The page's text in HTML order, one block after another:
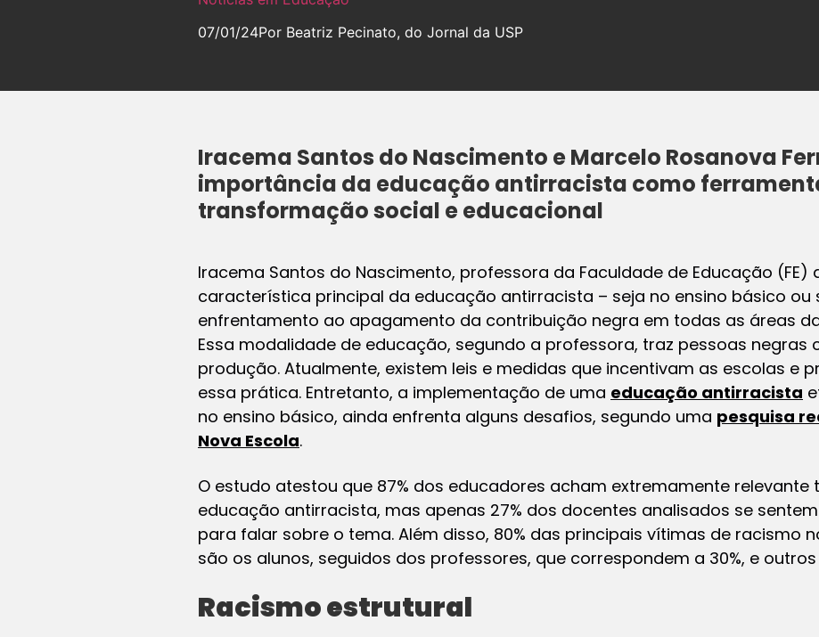
07/01/24Por Beatriz Pecinato, do Jornal da USP
Iracema Santos do Nascimento e Marcelo Rosanova
importância da educação antirracista como
transformação social e educacional
Iracema Santos do Nascimento, professora da Faculdade de Educação (FE)
característica principal da educação antirracista – seja no ensino básico ou
enfrentamento ao apagamento da contribuição negra em todas as áreas
Essa modalidade de educação, segundo a professora, traz pessoas negras
produção. Atualmente, existem leis e medidas que incentivam as escolas e
essa prática. Entretanto, a implementação de uma educação antirracista
no ensino básico, ainda enfrenta alguns desafios, segundo uma pesquisa
Nova Escola.
O estudo atestou que 87% dos educadores acham extremamente
educação antirracista, mas apenas 27% dos docentes analisados se
para falar sobre o tema. Além disso, 80% das principais vítimas de racismo
são os alunos, seguidos dos professores, que correspondem a 30%, e outros
Racismo estrutural